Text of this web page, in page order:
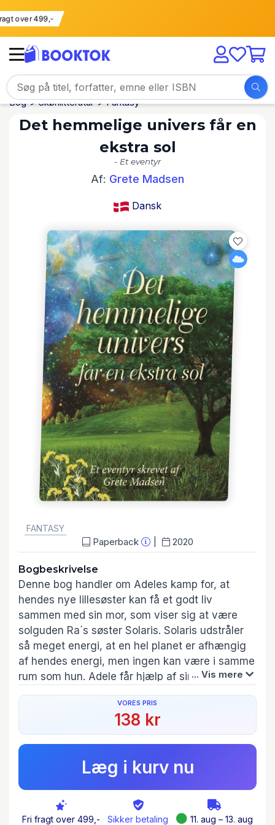
fragt over 499,-
Bog Skønlitteratur Fantasy
Det hemmelige univers får en
ekstra sol
- Et eventyr
Af: Grete Madsen
Dansk
FANTASY
Paperback 2020
Bogbeskrivelse
Denne bog handler om Adeles kamp for, at
hendes nye lillesøster kan få et godt liv
sammen med sin mor, som viser sig at være
solguden Ra´s søster Solaris. Solaris udstråler
så meget energi, at en hel planet er afhængig
af hendes energi, men ingen kan være i samme
rum som hun. Adele får hjælp af sin ven
Teknikeren til at finde en løsning, så de kan
bringe moren hjem til Det Hemmelige Univers.
Det indebære blandt andet, at de må en tur
tilbage i tiden for at finde et specielt materiale,
som skal bruges sammen med en slumrende,
sort energiklump, som Ra henter hjem fra
udkanten af det næsten uendelige univers.
I forløbet bliver Adeles veninde Lille bidt af en
baby-antigud, så hun bliver til en meget
... Vis mere
VORES PRIS
138 kr
Læg i kurv nu
Fri fragt over 499,- Sikker betaling 11. aug – 13. aug